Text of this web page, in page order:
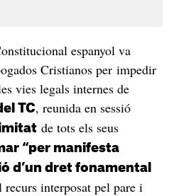
espanyol va
Cristianos per impedir
vies legals internes de
TC, reunida en sessió
de tots els seus
“per manifesta
d’un dret fonamental
interposat pel pare i